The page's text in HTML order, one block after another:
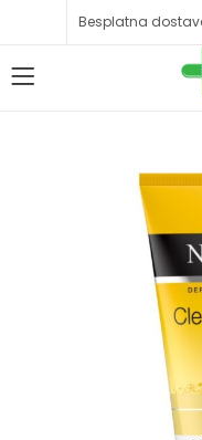
Besplatna